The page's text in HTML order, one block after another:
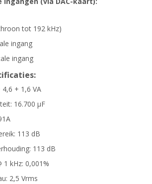
tot 192 kHz)
ingang
ingang
+ 1,6 VA
16.700 µF
113 dB
113 dB
1 kHz: 0,001%
2,5 Vrms